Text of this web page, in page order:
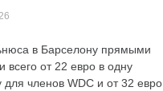
в Барселону прямыми
всего от 22 евро в одну
для членов WDС и от 32 евро